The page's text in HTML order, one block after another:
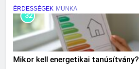
ÉRDESSÉGEK MUNKA
32
Mikor kell energetikai tanúsítvány?